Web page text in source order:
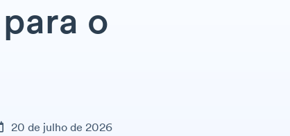
o
20 de julho de 2026